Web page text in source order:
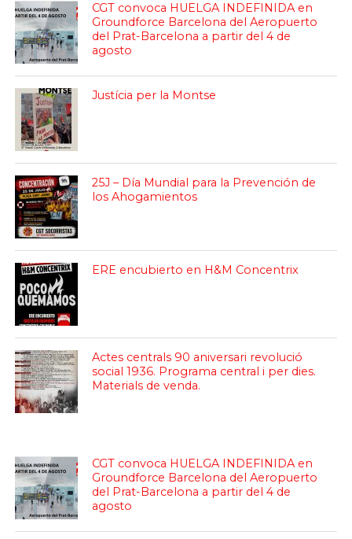
CGT convoca HUELGA INDEFINIDA en
Groundforce Barcelona del Aeropuerto
del Prat-Barcelona a partir del 4 de
agosto
Justícia per la Montse
25J – Día Mundial para la Prevención de
los Ahogamientos
ERE encubierto en H&M Concentrix
Actes centrals 90 aniversari revolució
social 1936. Programa central i per dies.
Materials de venda.
CGT convoca HUELGA INDEFINIDA en
Groundforce Barcelona del Aeropuerto
del Prat-Barcelona a partir del 4 de
agosto